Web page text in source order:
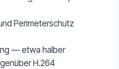
Perimeterschutz
— etwa halber
H.264